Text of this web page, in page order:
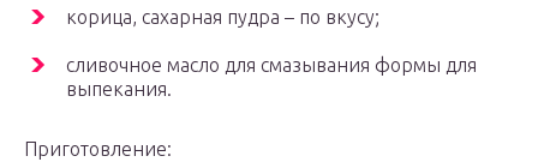
корица, сахарная пудра – по вкусу;
сливочное масло для смазывания формы для
выпекания.
Приготовление: